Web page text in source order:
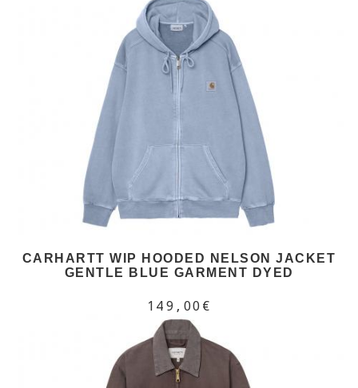
CARHARTT WIP HOODED NELSON JACKET
GENTLE BLUE GARMENT DYED
149,00€